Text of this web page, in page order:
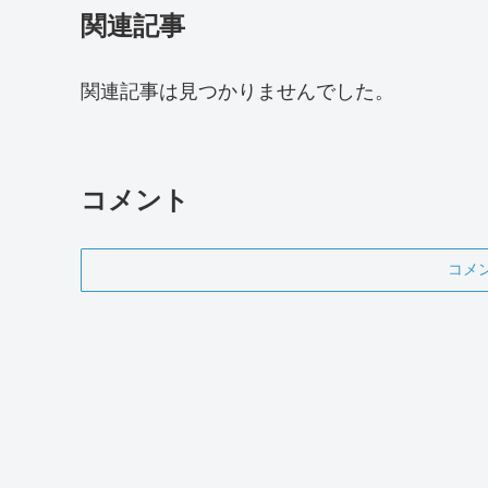
関連記事
関連記事は見つかりませんでした。
コメント
コメ